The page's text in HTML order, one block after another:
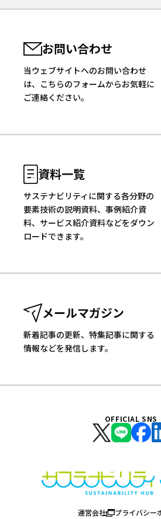
お問い合わせ
当ウェブサイトへのお問い合わせ
は、こちらのフォームからお気軽に
ご連絡ください。
資料一覧
サステナビリティに関する各分野の
要素技術の説明資料、事例紹介資
料、サービス紹介資料などをダウン
ロードできます。
メールマガジン
新着記事の更新、特集記事に関する
情報などを発信します。
OFFICIAL SNS
運営会社 プライバシー